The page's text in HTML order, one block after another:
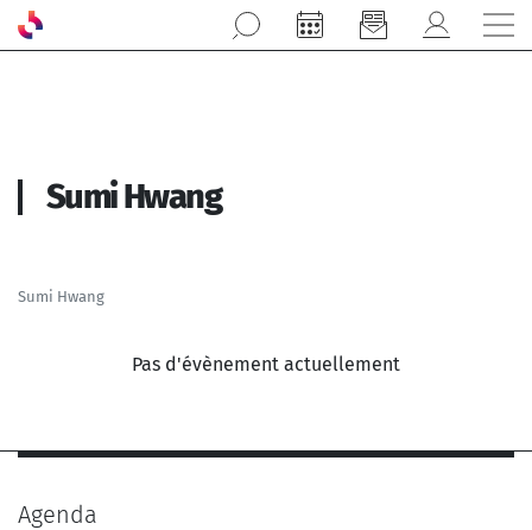
Aller au contenu principal
Sumi Hwang
Sumi Hwang
Pas d'évènement actuellement
Agenda